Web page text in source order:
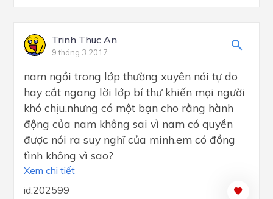
Trinh Thuc An
9 tháng 3 2017
nam ngồi trong lớp thường xuyên nói tự do
hay cắt ngang lời lớp bí thư khiến mọi người
khó chịu.nhưng có một bạn cho rằng hành
động của nam không sai vì nam có quyền
được nói ra suy nghĩ của minh.em có đồng
tình không vì sao?
Xem chi tiết
id:202599